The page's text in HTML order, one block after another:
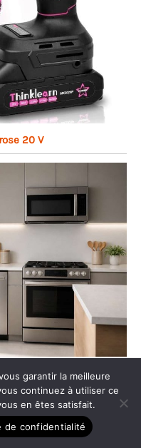
20 V
économique ?
garantir la meilleure
continuez à utiliser ce
en êtes satisfait.
de confidentialité